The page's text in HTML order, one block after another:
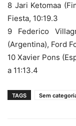
8 Jari Ketomaa
Fiesta, 10:19.3
9 Federico
(Argentina), Ford
10 Xavier Pons
a 11:13.4
TAGS Sem